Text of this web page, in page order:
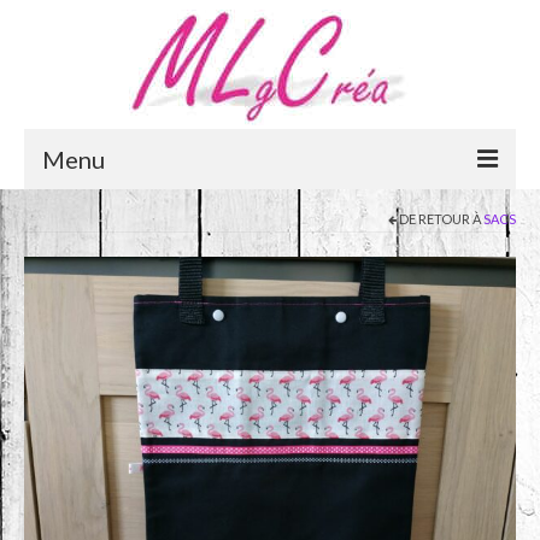
Menu
Accueil
e-Boutique
Mon compte
Qui suis-je ?
Mentions légales
Contactez-moi
DE RETOUR ÀSACS